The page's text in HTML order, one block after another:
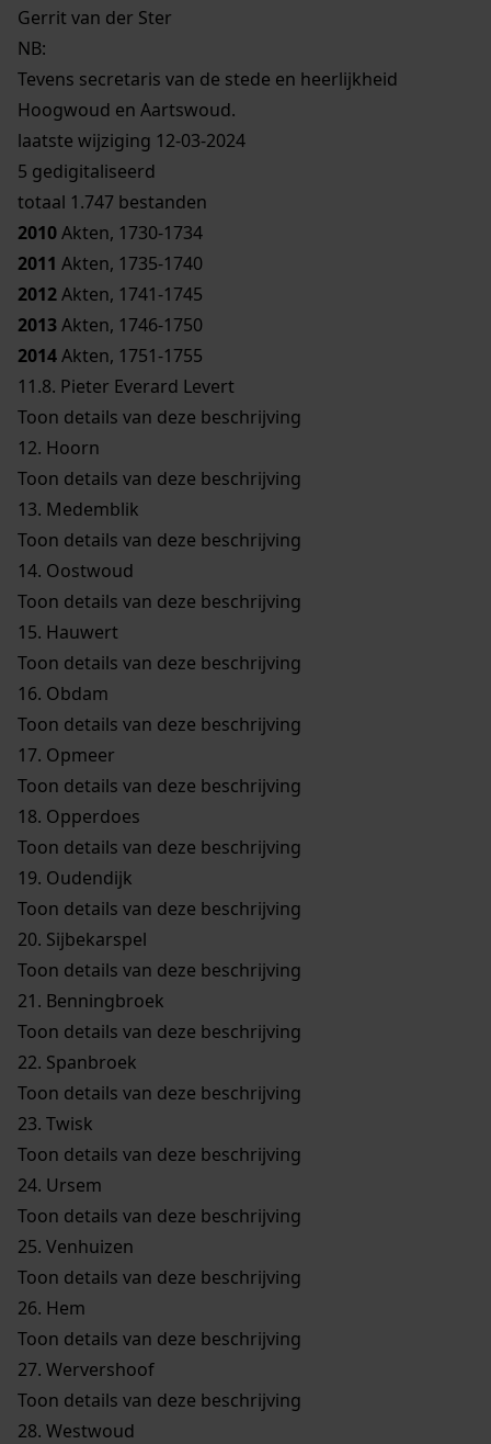
Gerrit van der Ster
NB:
Tevens secretaris van de stede en heerlijkheid
Hoogwoud en Aartswoud.
laatste wijziging 12-03-2024
5 gedigitaliseerd
totaal 1.747 bestanden
2010Akten, 1730-1734
2011 Akten, 1735-1740
2012Akten, 1741-1745
2013Akten, 1746-1750
2014Akten, 1751-1755
11.8. Pieter Everard Levert
Toon details van deze beschrijving
12. Hoorn
Toon details van deze beschrijving
13. Medemblik
Toon details van deze beschrijving
14. Oostwoud
Toon details van deze beschrijving
15. Hauwert
Toon details van deze beschrijving
16. Obdam
Toon details van deze beschrijving
17. Opmeer
Toon details van deze beschrijving
18. Opperdoes
Toon details van deze beschrijving
19. Oudendijk
Toon details van deze beschrijving
20. Sijbekarspel
Toon details van deze beschrijving
21. Benningbroek
Toon details van deze beschrijving
22. Spanbroek
Toon details van deze beschrijving
23. Twisk
Toon details van deze beschrijving
24. Ursem
Toon details van deze beschrijving
25. Venhuizen
Toon details van deze beschrijving
26. Hem
Toon details van deze beschrijving
27. Wervershoof
Toon details van deze beschrijving
28. Westwoud